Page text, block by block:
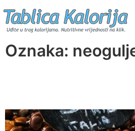
to
content
Tablica Kalorija
Oznaka: